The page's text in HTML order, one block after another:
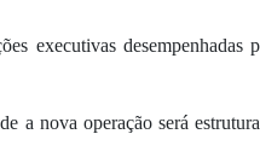
executivas desempenhadas
a nova operação será